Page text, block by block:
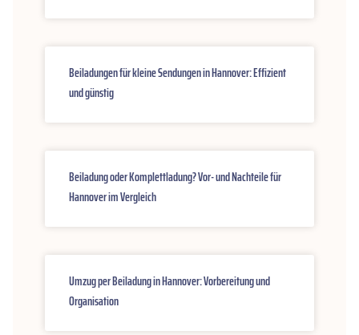
Beiladungen für kleine Sendungen in Hannover: Effizient
und günstig
Beiladung oder Komplettladung? Vor- und Nachteile für
Hannover im Vergleich
Umzug per Beiladung in Hannover: Vorbereitung und
Organisation